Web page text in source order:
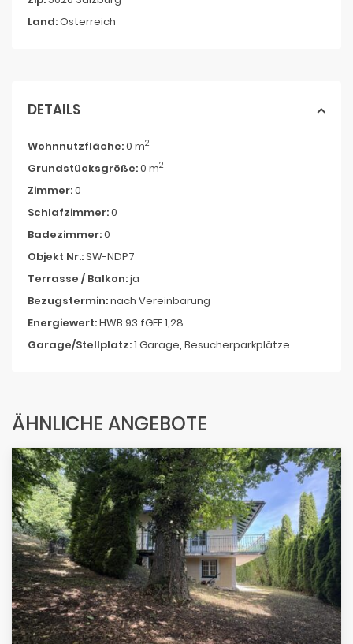
Land:Österreich
DETAILS
Wohnnutzfläche:0 m2
Grundstücksgröße:0 m2
Zimmer:0
Schlafzimmer:0
Badezimmer:0
Objekt Nr.:SW-NDP7
Terrasse / Balkon:ja
Bezugstermin:nach Vereinbarung
Energiewert:HWB 93 fGEE 1,28
Garage/Stellplatz:1 Garage, Besucherparkplätze
ÄHNLICHE ANGEBOTE